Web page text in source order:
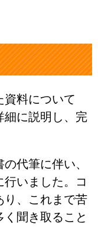
料について
細に説明し、完
代筆に伴い、
いました。コ
り、これまで苦
聞き取ること